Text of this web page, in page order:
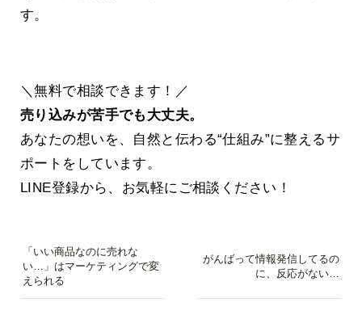
す。
＼無料で相談できます！／
売り込みが苦手でも大丈夫。
あなたの想いを、自然と伝わる“仕組み”に整えるサ
ポートをしています。
LINE登録から、お気軽にご相談ください！
「いい商品なのに売れな
い…」はマーケティングで変
えられる
がんばって情報発信してるの
に、反応がない…